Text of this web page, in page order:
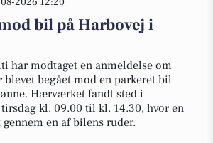
bil på Harbovej i
har modtaget en anmeldelse om
begået mod en parkeret bil
Hærværket fandt sted i
kl. 09.00 til kl. 14.30, hvor en
en af bilens ruder.